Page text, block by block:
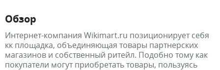
Обзор
Интернет-компания Wikimart.ru позиционирует себя
кк площадка, объединяющая товары партнерских
магазинов и собственный ритейл. Подобно тому как
покупатели могут приобретать товары, пользуясь